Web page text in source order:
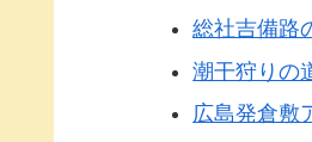
総社吉備路
潮干狩りの
広島発倉敷